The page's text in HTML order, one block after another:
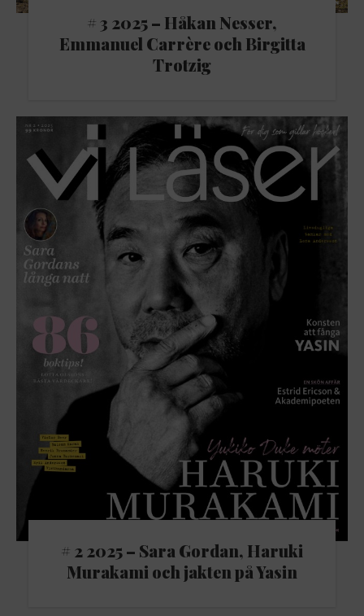
# 3 2025 – Håkan Nesser,
Emmanuel Carrère och Birgitta
Trotzig
# 2 2025 – Sara Gordan, Haruki
Murakami och jakten på Yasin